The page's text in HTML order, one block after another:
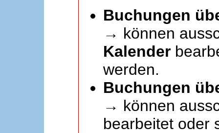
Buchungen
→ können
Kalender
werden.
Buchungen
→ können
bearbeitet oder